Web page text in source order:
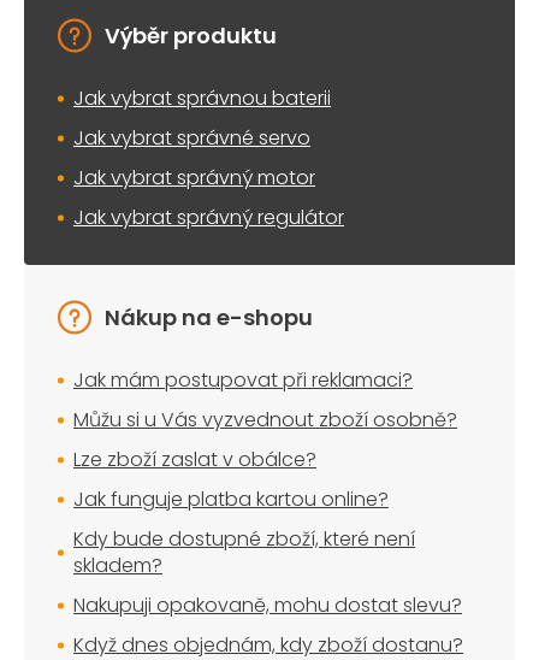
Výběr produktu
Jak vybrat správnou baterii
Jak vybrat správné servo
Jak vybrat správný motor
Jak vybrat správný regulátor
Nákup na e-shopu
Jak mám postupovat při reklamaci?
Můžu si u Vás vyzvednout zboží osobně?
Lze zboží zaslat v obálce?
Jak funguje platba kartou online?
Kdy bude dostupné zboží, které není
skladem?
Nakupuji opakovaně, mohu dostat slevu?
Když dnes objednám, kdy zboží dostanu?